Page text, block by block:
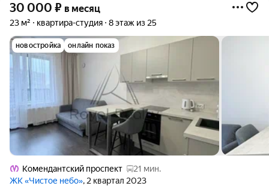
30 000 ₽ в месяц
23 м² квартира-студия 8 этаж из 25
новостройка онлайн показ
Комендантский проспект
21 мин.
ЖК «Чистое небо», 2 квартал 2023